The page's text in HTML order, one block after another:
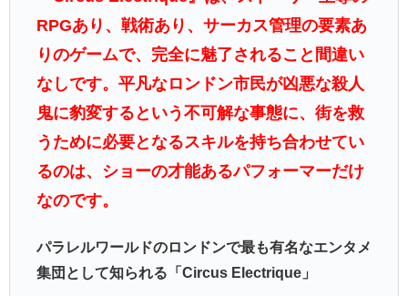
RPGあり、戦術あり、サーカス管理の要素あ
りのゲームで、完全に魅了されること間違い
なしです。平凡なロンドン市民が凶悪な殺人
鬼に豹変するという不可解な事態に、街を救
うために必要となるスキルを持ち合わせてい
るのは、ショーの才能あるパフォーマーだけ
なのです。
パラレルワールドのロンドンで最も有名なエンタメ
集団として知られる「Circus Electrique」